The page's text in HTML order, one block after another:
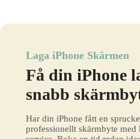
Laga iPhone Skärmen
Få din iPhone
snabb
Har din iPhone fått en
professionellt skärmbyte med